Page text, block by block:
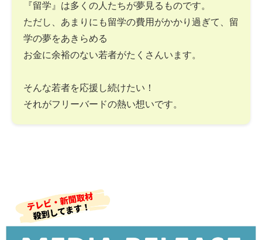
『留学』は多くの人たちが夢見るものです。
ただし、あまりにも留学の費用がかかり過ぎて、留
学の夢をあきらめる
お金に余裕のない若者がたくさんいます。
そんな若者を応援し続けたい！
それがフリーバードの熱い想いです。